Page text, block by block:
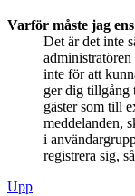
Varför måste jag
Det är det inte
administratören
inte för att
ger dig tillgång
gäster som till
meddelanden,
i
registrera sig,
Upp